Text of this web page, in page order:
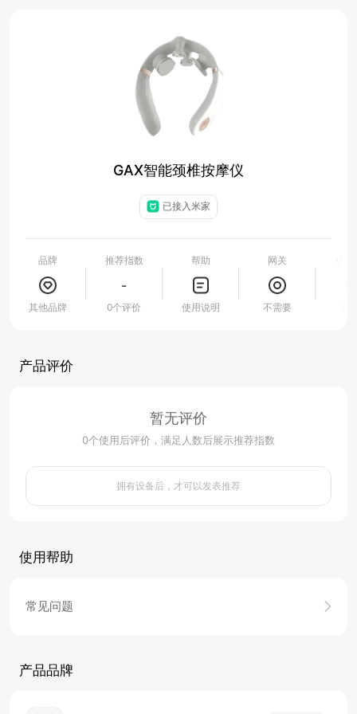
GAX智能颈椎按摩仪
已接入米家
品牌
其他品牌
推荐指数
-
0个评价
帮助
使用说明
网关
不需要
产品评价
暂无评价
0个使用后评价，满足人数后展示推荐指数
拥有设备后，才可以发表推荐
使用帮助
常见问题
产品品牌